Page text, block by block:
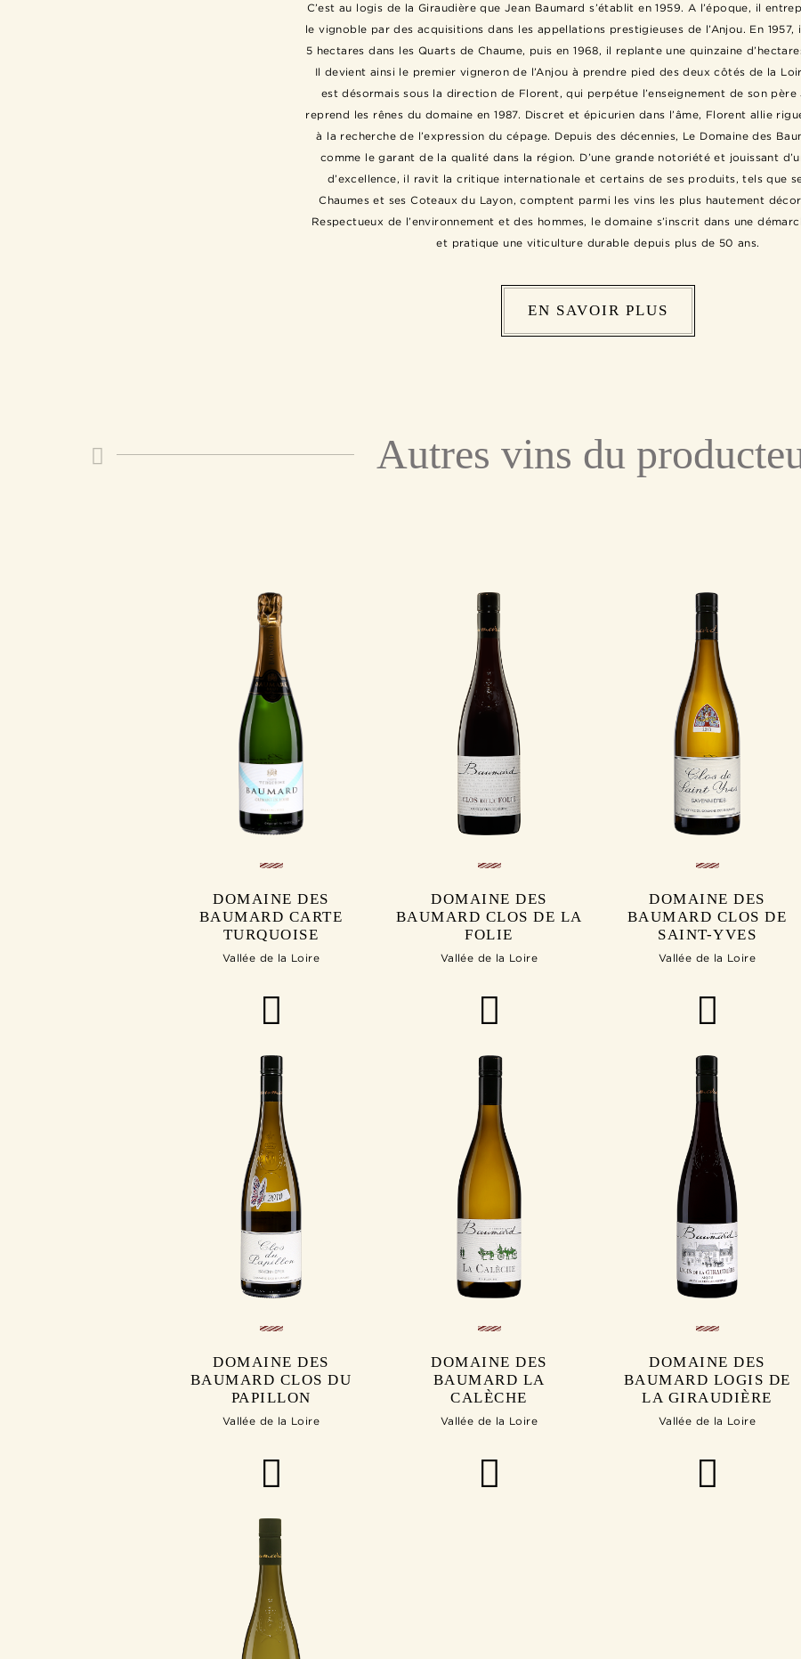
C’est au logis de la Giraudière que Jean Baumard s’établit en 1959. A l’époque, il
le vignoble par des acquisitions dans les appellations prestigieuses de l’Anjou. En 1957,
5 hectares dans les Quarts de Chaume, puis en 1968, il replante une quinzaine
Il devient ainsi le premier vigneron de l’Anjou à prendre pied des deux côtés de la
est désormais sous la direction de Florent, qui perpétue l’enseignement de son père
reprend les rênes du domaine en 1987. Discret et épicurien dans l’âme, Florent allie
à la recherche de l’expression du cépage. Depuis des décennies, Le Domaine des
comme le garant de la qualité dans la région. D’une grande notoriété et jouissant
d’excellence, il ravit la critique internationale et certains de ses produits, tels que
Chaumes et ses Coteaux du Layon, comptent parmi les vins les plus hautement
Respectueux de l’environnement et des hommes, le domaine s’inscrit dans une
et pratique une viticulture durable depuis plus de 50 ans.
EN SAVOIR PLUS
Autres vins du
DOMAINE DES
BAUMARD CARTE
TURQUOISE
Vallée de la Loire
DOMAINE DES
BAUMARD CLOS DE LA
FOLIE
Vallée de la Loire
DOMAINE DES
BAUMARD CLOS DE
SAINT-YVES
Vallée de la Loire
DOMAINE DES
BAUMARD CLOS DU
PAPILLON
Vallée de la Loire
DOMAINE DES
BAUMARD LA
CALÈCHE
Vallée de la Loire
DOMAINE DES
BAUMARD LOGIS DE
LA GIRAUDIÈRE
Vallée de la Loire